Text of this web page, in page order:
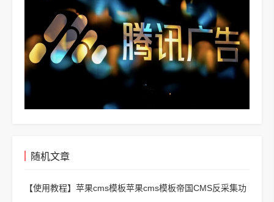
随机文章
【使用教程】 苹果cms模板苹果cms模板帝国CMS反采集功